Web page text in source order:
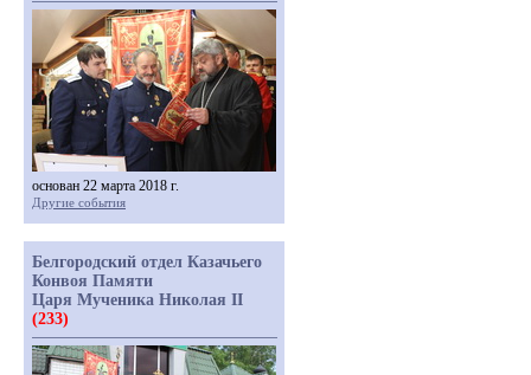
основан 22 марта 2018 г.
Другие события
Белгородский отдел Казачьего
Конвоя Памяти
Царя Мученика Николая II
(233)